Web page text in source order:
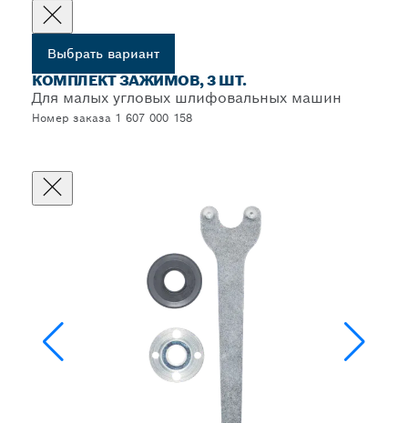
Выбрать вариант
КОМПЛЕКТ ЗАЖИМОВ, 3 ШТ.
Для малых угловых шлифовальных машин
Номер заказа 1 607 000 158